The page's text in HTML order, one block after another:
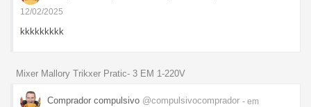
12/02/2025
kkkkkkkkk
Mixer Mallory Trikxer Pratic- 3 EM 1-220V
Comprador compulsivo @compulsivocomprador - em